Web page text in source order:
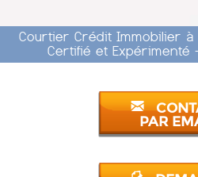
Courtier Crédit Immobilier à
Certifié et Expérimenté
PAR